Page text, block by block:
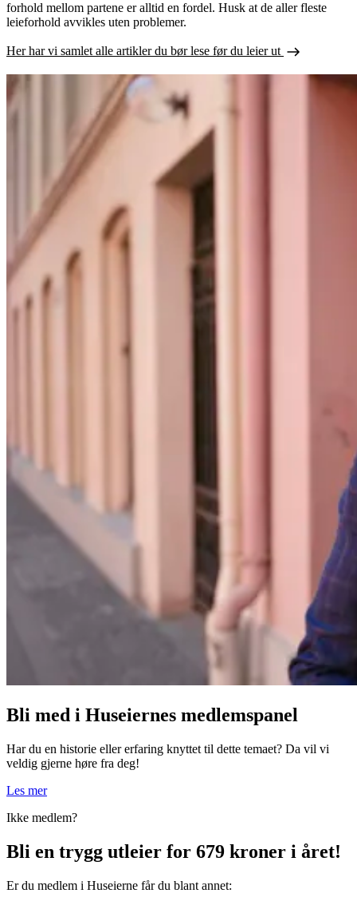
forhold mellom partene er alltid en fordel. Husk at de aller fleste
leieforhold avvikles uten problemer.
Her har vi samlet alle artikler du bør lese før du leier ut
Bli med i Huseiernes medlemspanel
Har du en historie eller erfaring knyttet til dette temaet? Da vil vi
veldig gjerne høre fra deg!
Les mer
Ikke medlem?
Bli en trygg utleier for 679 kroner i året!
Er du medlem i Huseierne får du blant annet: